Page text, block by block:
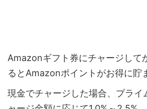
Amazonギフト券にチャージして
るとAmazonポイントがお得に貯
現金でチャージした場合、プライ